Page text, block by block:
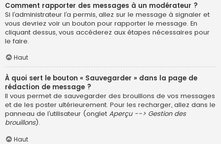
Comment rapporter des messages à un modérateur ?
Si l’administrateur l’a permis, allez sur le message à signaler et
vous devriez voir un bouton pour rapporter le message. En
cliquant dessus, vous accéderez aux étapes nécessaires pour
le faire.
Haut
À quoi sert le bouton « Sauvegarder » dans la page de
rédaction de message ?
Il vous permet de sauvegarder des brouillons de vos messages
et de les poster ultérieurement. Pour les recharger, allez dans le
panneau de l’utilisateur (onglet Aperçu --> Gestion des
brouillons).
Haut